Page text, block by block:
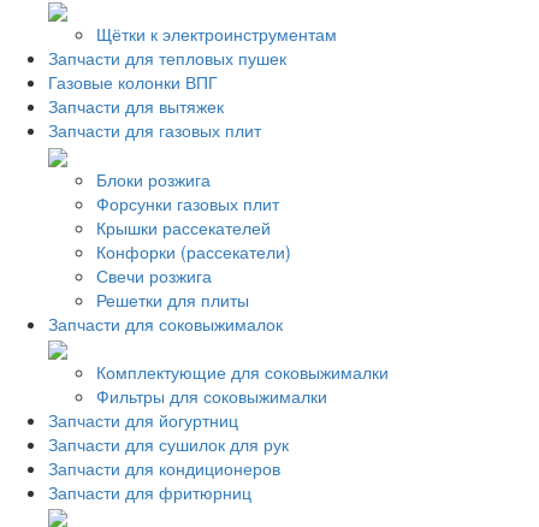
Щётки к электроинструментам
Запчасти для тепловых пушек
Газовые колонки ВПГ
Запчасти для вытяжек
Запчасти для газовых плит
Блоки розжига
Форсунки газовых плит
Крышки рассекателей
Конфорки (рассекатели)
Свечи розжига
Решетки для плиты
Запчасти для соковыжималок
Комплектующие для соковыжималки
Фильтры для соковыжималки
Запчасти для йогуртниц
Запчасти для сушилок для рук
Запчасти для кондиционеров
Запчасти для фритюрниц